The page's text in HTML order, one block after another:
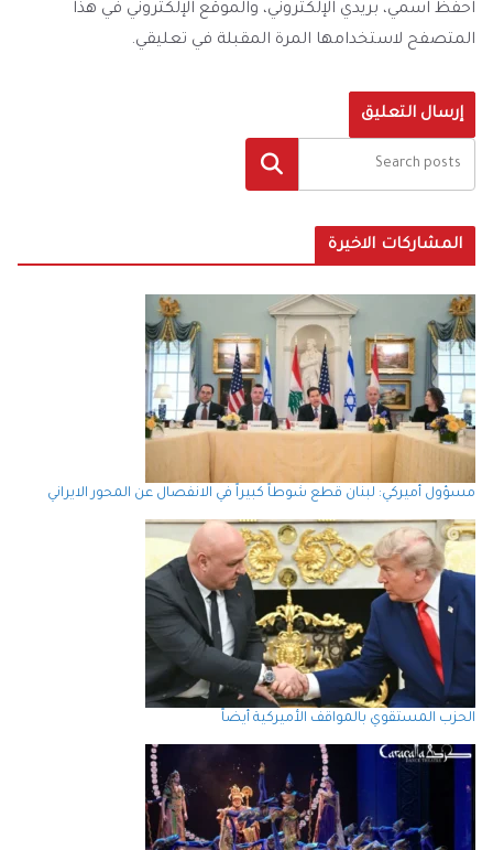
احفظ اسمي، بريدي الإلكتروني، والموقع الإلكتروني في هذا
المتصفح لاستخدامها المرة المقبلة في تعليقي.
البحث
المشاركات الاخيرة
مسؤول أميركي: لبنان قطع شوطاً كبيراً في الانفصال عن المحور الايراني
الحزب المستقوي بالمواقف الأميركية أيضاً